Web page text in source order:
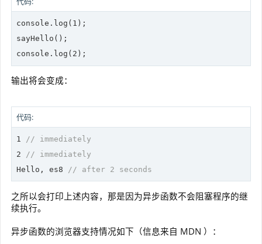
console .log( 1 );
console .log( 2 );
输出将会变成：
代码:
1
// immediately
2
// immediately
Hello, es8
// after 2 seconds
之所以会打印上述内容，那是因为异步函数不会阻塞程序的继
续执行。
异步函数的浏览器支持情况如下（信息来自 MDN ）：